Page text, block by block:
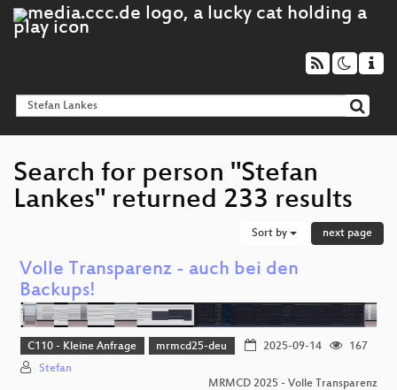
Search for person "Stefan
Lankes" returned 233 results
Sort by next page
Volle Transparenz - auch bei den
Backups!
C110 - Kleine Anfrage mrmcd25-deu 2025-09-14
167
Stefan
MRMCD 2025 - Volle Transparenz